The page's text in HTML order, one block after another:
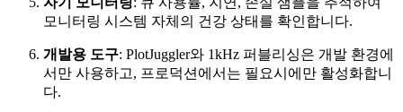
모니터링 시스템 자체의 건강 상태를 확인합니다.
개발용 도구: PlotJuggler와 1kHz 퍼블리싱은 개발 환경에
서만 사용하고, 프로덕션에서는 필요시에만 활성화합니
다.